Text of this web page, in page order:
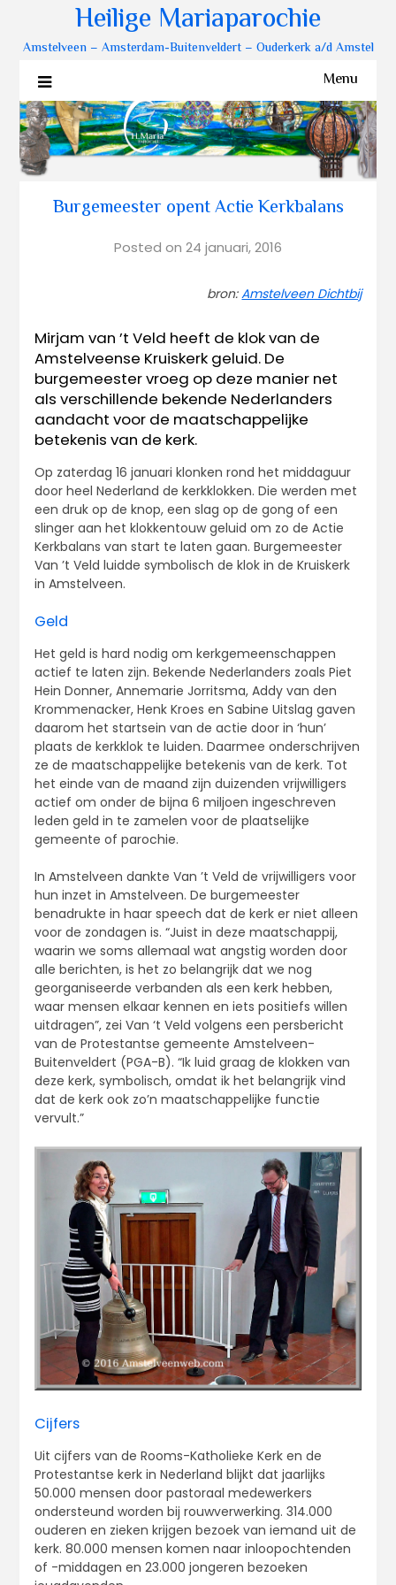
Heilige Mariaparochie
Amstelveen – Amsterdam-Buitenveldert – Ouderkerk a/d Amstel
Menu
Burgemeester opent Actie Kerkbalans
Posted on 24 januari, 2016
bron:Amstelveen Dichtbij
Mirjam van ’t Veld heeft de klok van de
Amstelveense Kruiskerk geluid. De
burgemeester vroeg op deze manier net
als verschillende bekende Nederlanders
aandacht voor de maatschappelijke
betekenis van de kerk.
Op zaterdag 16 januari klonken rond het middaguur
door heel Nederland de kerkklokken. Die werden met
een druk op de knop, een slag op de gong of een
slinger aan het klokkentouw geluid om zo de Actie
Kerkbalans van start te laten gaan. Burgemeester
Van ’t Veld luidde symbolisch de klok in de Kruiskerk
in Amstelveen.
Geld
Het geld is hard nodig om kerkgemeenschappen
actief te laten zijn. Bekende Nederlanders zoals Piet
Hein Donner, Annemarie Jorritsma, Addy van den
Krommenacker, Henk Kroes en Sabine Uitslag gaven
daarom het startsein van de actie door in ‘hun’
plaats de kerkklok te luiden. Daarmee onderschrijven
ze de maatschappelijke betekenis van de kerk. Tot
het einde van de maand zijn duizenden vrijwilligers
actief om onder de bijna 6 miljoen ingeschreven
leden geld in te zamelen voor de plaatselijke
gemeente of parochie.
In Amstelveen dankte Van ’t Veld de vrijwilligers voor
hun inzet in Amstelveen. De burgemeester
benadrukte in haar speech dat de kerk er niet alleen
voor de zondagen is. “Juist in deze maatschappij,
waarin we soms allemaal wat angstig worden door
alle berichten, is het zo belangrijk dat we nog
georganiseerde verbanden als een kerk hebben,
waar mensen elkaar kennen en iets positiefs willen
uitdragen”, zei Van ‘t Veld volgens een persbericht
van de Protestantse gemeente Amstelveen-
Buitenveldert (PGA-B). “Ik luid graag de klokken van
deze kerk, symbolisch, omdat ik het belangrijk vind
dat de kerk ook zo’n maatschappelijke functie
vervult.”
Cijfers
Uit cijfers van de Rooms-Katholieke Kerk en de
Protestantse kerk in Nederland blijkt dat jaarlijks
50.000 mensen door pastoraal medewerkers
ondersteund worden bij rouwverwerking. 314.000
ouderen en zieken krijgen bezoek van iemand uit de
kerk. 80.000 mensen komen naar inloopochtenden
of -middagen en 23.000 jongeren bezoeken